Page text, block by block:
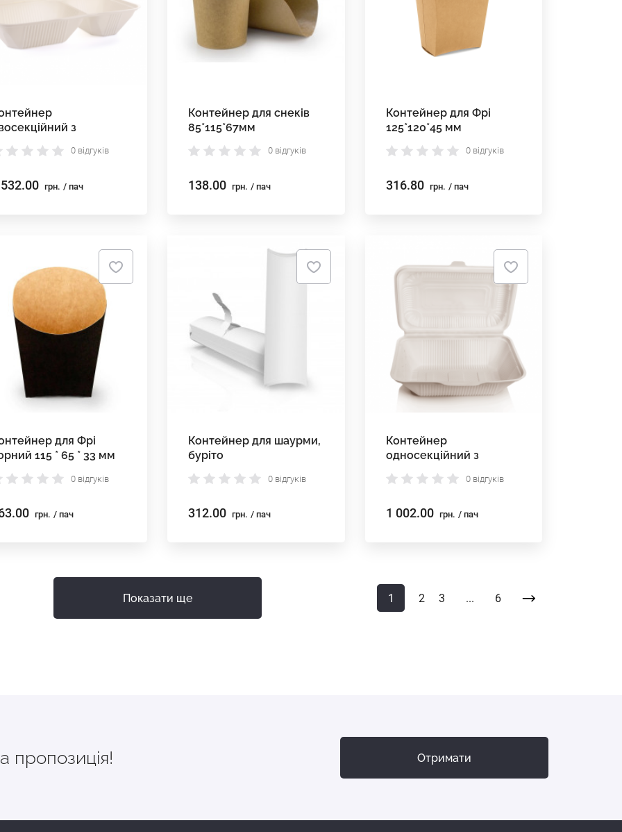
з
150*260*45
0 відгуків
грн. / пач
Контейнер для снеків
85*115*67мм
0 відгуків
138.00 грн. / пач
Контейнер для Фрі
125*120*45 мм
0 відгуків
316.80 грн. / пач
для Фрі
115 * 65 * 33 мм
0 відгуків
грн. / пач
Контейнер для шаурми,
буріто
0 відгуків
312.00 грн. / пач
Контейнер
односекційний з
кукурудзяного
крохмалю 150*220*50
0 відгуків
1 002.00 грн. / пач
Показати ще 1 2 3 ... 6
пропозиція! Отримати